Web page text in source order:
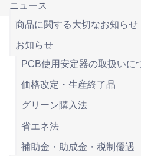
ニュース
商品に関する大切なお知らせ
お知らせ
PCB使用安定器の取扱いに
価格改定・生産終了品
グリーン購入法
省エネ法
補助金・助成金・税制優遇